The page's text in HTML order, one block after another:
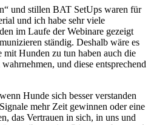
und stillen BAT SetUps waren für
und ich habe sehr viele
im Laufe der Webinare gezeigt
ständig. Deshalb wäre es
mit Hunden zu tun haben auch die
und diese entsprechend
Hunde sich besser verstanden
mehr Zeit gewinnen oder eine
das Vertrauen in sich, in uns und